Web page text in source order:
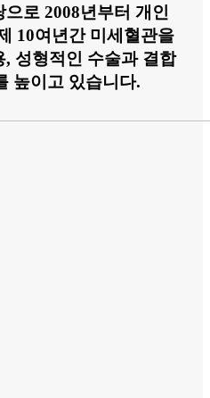
로 2008년부터 개인
10여년간 미세혈관을
성형적인 수술과 결합
높이고 있습니다.